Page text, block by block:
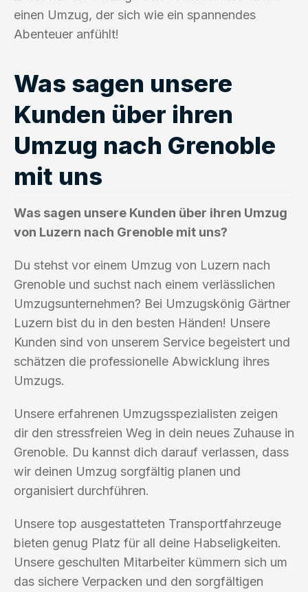
einen Umzug, der sich wie ein spannendes
Abenteuer anfühlt!
Was sagen unsere
Kunden über ihren
Umzug nach Grenoble
mit uns
Was sagen unsere Kunden über ihren Umzug
von Luzern nach Grenoble mit uns?
Du stehst vor einem Umzug von Luzern nach
Grenoble und suchst nach einem verlässlichen
Umzugsunternehmen? Bei Umzugskönig Gärtner
Luzern bist du in den besten Händen! Unsere
Kunden sind von unserem Service begeistert und
schätzen die professionelle Abwicklung ihres
Umzugs.
Unsere erfahrenen Umzugsspezialisten zeigen
dir den stressfreien Weg in dein neues Zuhause in
Grenoble. Du kannst dich darauf verlassen, dass
wir deinen Umzug sorgfältig planen und
organisiert durchführen.
Unsere top ausgestatteten Transportfahrzeuge
bieten genug Platz für all deine Habseligkeiten.
Unsere geschulten Mitarbeiter kümmern sich um
das sichere Verpacken und den sorgfältigen